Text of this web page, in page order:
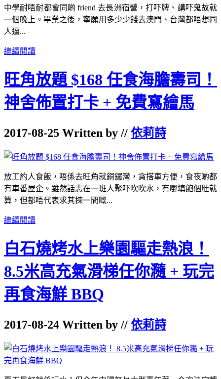
中學耐唔耐都會同啲 friend 去長洲宿營，打吓牌、講吓鬼故就
一個晚上。畢業之後，寧願用多少少錢去澳門、台灣都唔想同
人逼...
繼續閱讀
旺角放題 $168 任食海膽壽司！
神舍佈置打卡 + 免費寫繪馬
2017-08-25 Written by // 依莉詩
放工約人食飯，唔係去旺角就銅鑼灣，貪搭車方便，食夜啲都
有車番屋企。雖然話志在一班人聚吓吹吹水，有嘢填飽個肚就
算，但都唔代表求其揀一間嘅...
繼續閱讀
白石燒烤水上樂園驅走熱浪！
8.5米高充氣滑梯任你瀡 + 玩完
再食海鮮 BBQ
2017-08-24 Written by // 依莉詩